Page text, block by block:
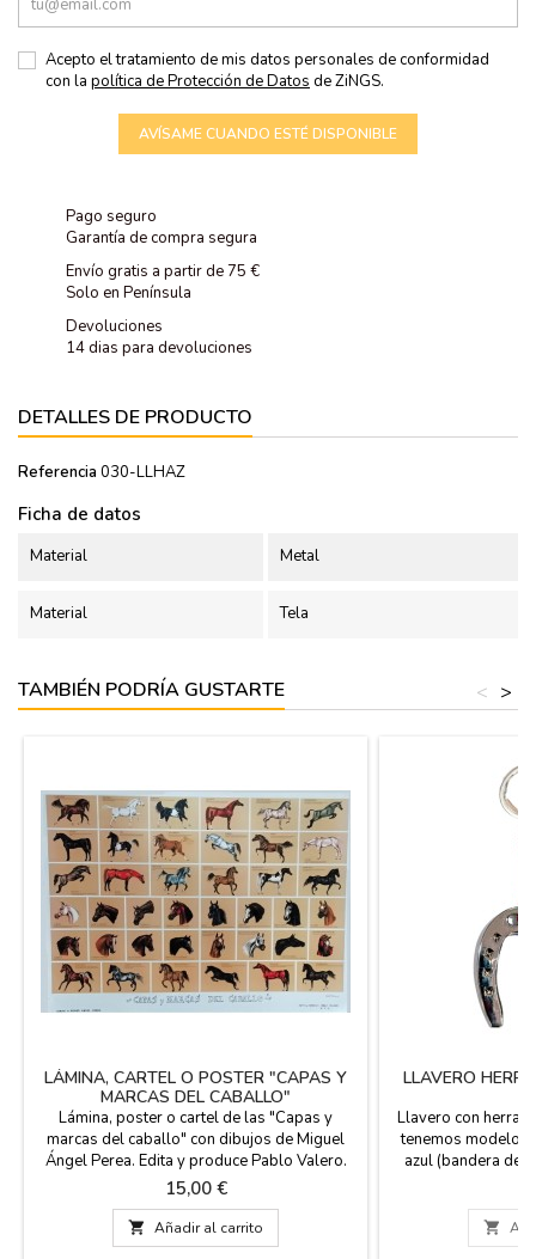
Acepto el tratamiento de mis datos personales de conformidad
con la política de Protección de Datos de ZiNGS.
AVÍSAME CUANDO ESTÉ DISPONIBLE
Pago seguro
Garantía de compra segura
Envío gratis a partir de 75 €
Solo en Península
Devoluciones
14 dias para devoluciones
DETALLES DE PRODUCTO
Referencia 030-LLHAZ
Ficha de datos
Material Metal
Material Tela
TAMBIÉN PODRÍA GUSTARTE >
<
LÁMINA, CARTEL O POSTER "CAPAS Y
MARCAS DEL CABALLO"
Lámina, poster o cartel de las "Capas y
marcas del caballo" con dibujos de Miguel
Ángel Perea. Edita y produce Pablo Valero.
Descripción de los diferentes tipos de
caballos con los colores y características,
para los aficionados ecuestres. Medida: 70
cm x 52 cm
Precio
15,00 €
 Añadir al carrito
LLAVERO
Llavero con
tenemos
azul (bandera de
caballos y los
